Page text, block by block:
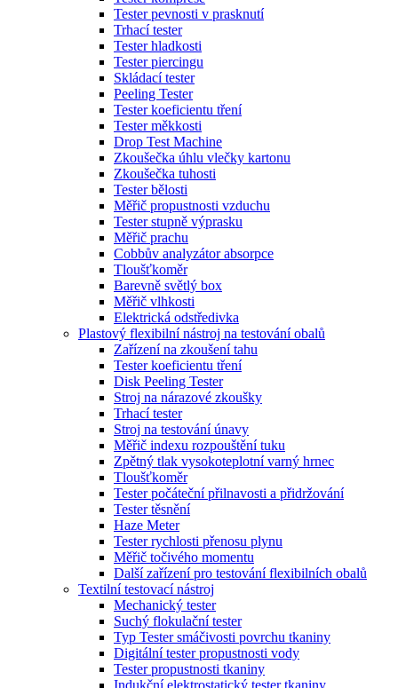
Tester pevnosti v prasknutí
Trhací tester
Tester hladkosti
Tester piercingu
Skládací tester
Peeling Tester
Tester koeficientu tření
Tester měkkosti
Drop Test Machine
Zkoušečka úhlu vlečky kartonu
Zkoušečka tuhosti
Tester bělosti
Měřič propustnosti vzduchu
Tester stupně výprasku
Měřič prachu
Cobbův analyzátor absorpce
Tloušťkoměr
Barevně světlý box
Měřič vlhkosti
Elektrická odstředivka
Plastový flexibilní nástroj na testování obalů
Zařízení na zkoušení tahu
Tester koeficientu tření
Disk Peeling Tester
Stroj na nárazové zkoušky
Trhací tester
Stroj na testování únavy
Měřič indexu rozpouštění tuku
Zpětný tlak vysokoteplotní varný hrnec
Tloušťkoměr
Tester počáteční přilnavosti a přidržování
Tester těsnění
Haze Meter
Tester rychlosti přenosu plynu
Měřič točivého momentu
Další zařízení pro testování flexibilních obalů
Textilní testovací nástroj
Mechanický tester
Suchý flokulační tester
Typ Tester smáčivosti povrchu tkaniny
Digitální tester propustnosti vody
Tester propustnosti tkaniny
Indukční elektrostatický tester tkaniny